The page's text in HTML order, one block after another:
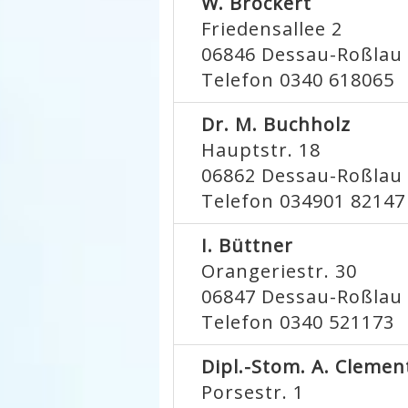
Friedensallee 2
06846 Dessau-Roßlau
Telefon 0340 618065
Dr. M. Buchholz
Hauptstr. 18
06862 Dessau-Roßlau
Telefon 034901 82147
I. Büttner
Orangeriestr. 30
06847 Dessau-Roßlau
Telefon 0340 521173
Dipl.-Stom. A.
Porsestr. 1